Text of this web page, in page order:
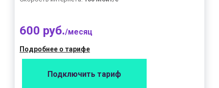
600 руб./месяц
Подробнее о тарифе
Подключить тариф